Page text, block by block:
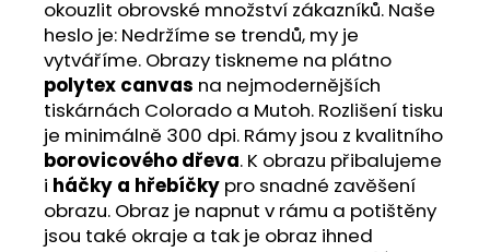
okouzlit obrovské množství zákazníků. Naše
heslo je: Nedržíme se trendů, my je
vytváříme. Obrazy tiskneme na plátno
polytex canvas na nejmodernějších
tiskárnách Colorado a Mutoh. Rozlišení tisku
je minimálně 300 dpi. Rámy jsou z kvalitního
borovicového dřeva. K obrazu přibalujeme
i háčky a hřebíčky pro snadné zavěšení
obrazu. Obraz je napnut v rámu a potištěny
jsou také okraje a tak je obraz ihned